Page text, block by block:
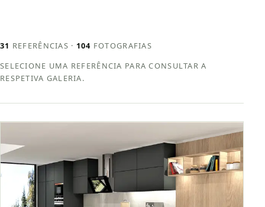
31 REFERÊNCIAS · 104 FOTOGRAFIAS
SELECIONE UMA REFERÊNCIA PARA CONSULTAR A
RESPETIVA GALERIA.